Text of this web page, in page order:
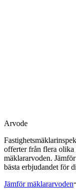
Arvode
offerter från flera olika
mäklararvoden.
bästa erbjudandet för
Jämför mäklararvoden